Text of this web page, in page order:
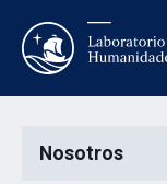
Nosotros